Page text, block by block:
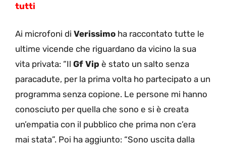
tutti
Ai microfoni di Verissimo ha raccontato tutte le
ultime vicende che riguardano da vicino la sua
vita privata: “Il Gf Vip è stato un salto senza
paracadute, per la prima volta ho partecipato a un
programma senza copione. Le persone mi hanno
conosciuto per quella che sono e si è creata
un’empatia con il pubblico che prima non c’era
mai stata”. Poi ha aggiunto: “Sono uscita dalla